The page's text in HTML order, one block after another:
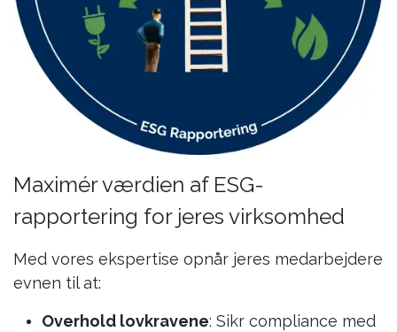
Maximér værdien af ESG-
rapportering for jeres virksomhed
Med vores ekspertise opnår jeres medarbejdere
evnen til at:
Overhold lovkravene: Sikr compliance med